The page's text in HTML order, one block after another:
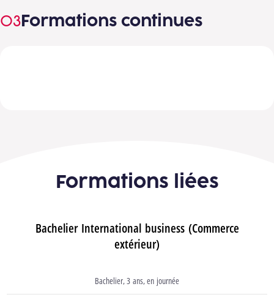
Formations continues
Formations liées
Bachelier International business (Commerce
extérieur)
Type d’études
Bachelierdurée
3 anshoraire
en journée